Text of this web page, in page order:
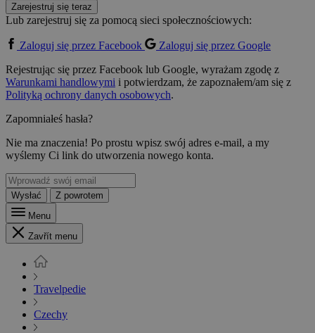
Zarejestruj się teraz
Lub zarejestruj się za pomocą sieci społecznościowych:
Zaloguj się przez Facebook
Zaloguj się przez Google
Rejestrując się przez Facebook lub Google, wyrażam zgodę z
Warunkami handlowymi i potwierdzam, że zapoznałem/am się z
Polityką ochrony danych osobowych.
Zapomniałeś hasła?
Nie ma znaczenia! Po prostu wpisz swój adres e-mail, a my
wyślemy Ci link do utworzenia nowego konta.
Wysłać
Z powrotem
Menu
Zavřít menu
Travelpedie
Czechy